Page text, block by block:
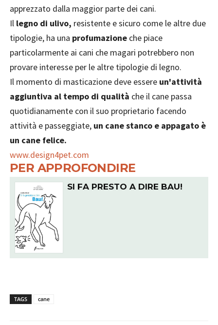
apprezzato dalla maggior parte dei cani.
Il legno di ulivo, resistente e sicuro come le altre due
tipologie, ha una profumazione che piace
particolarmente ai cani che magari potrebbero non
provare interesse per le altre tipologie di legno.
Il momento di masticazione deve essere un'attività
aggiuntiva al tempo di qualità che il cane passa
quotidianamente con il suo proprietario facendo
attività e passeggiate, un cane stanco e appagato è
un cane felice.
www.design4pet.com
PER APPROFONDIRE
SI FA PRESTO A DIRE BAU!
TAGS cane